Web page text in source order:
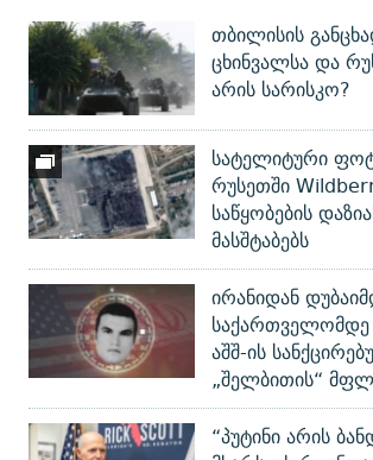
თბილისის
ცხინვალსა და
არის სარისკო?
სატელიტური
რუსეთში
საწყობების
მასშტაბებს
ირანიდან
საქართველომდე
აშშ-ის
„შელბითის“
“პუტინი არის